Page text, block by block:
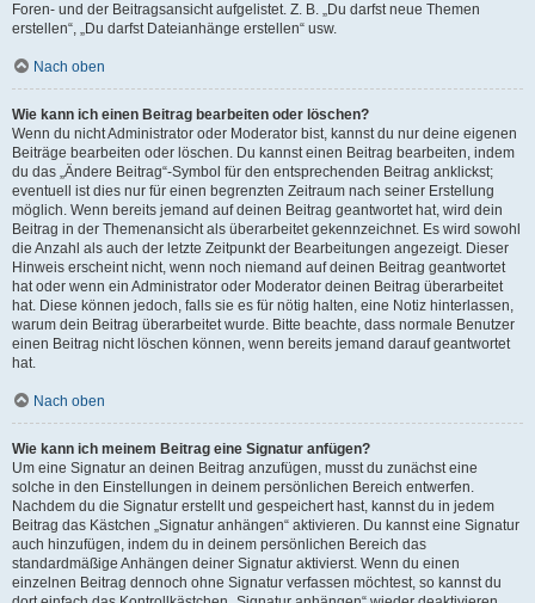
Foren- und der Beitragsansicht aufgelistet. Z. B. „Du darfst neue Themen
erstellen“, „Du darfst Dateianhänge erstellen“ usw.
Nach oben
Wie kann ich einen Beitrag bearbeiten oder löschen?
Wenn du nicht Administrator oder Moderator bist, kannst du nur deine eigenen
Beiträge bearbeiten oder löschen. Du kannst einen Beitrag bearbeiten, indem
du das „Ändere Beitrag“-Symbol für den entsprechenden Beitrag anklickst;
eventuell ist dies nur für einen begrenzten Zeitraum nach seiner Erstellung
möglich. Wenn bereits jemand auf deinen Beitrag geantwortet hat, wird dein
Beitrag in der Themenansicht als überarbeitet gekennzeichnet. Es wird sowohl
die Anzahl als auch der letzte Zeitpunkt der Bearbeitungen angezeigt. Dieser
Hinweis erscheint nicht, wenn noch niemand auf deinen Beitrag geantwortet
hat oder wenn ein Administrator oder Moderator deinen Beitrag überarbeitet
hat. Diese können jedoch, falls sie es für nötig halten, eine Notiz hinterlassen,
warum dein Beitrag überarbeitet wurde. Bitte beachte, dass normale Benutzer
einen Beitrag nicht löschen können, wenn bereits jemand darauf geantwortet
hat.
Nach oben
Wie kann ich meinem Beitrag eine Signatur anfügen?
Um eine Signatur an deinen Beitrag anzufügen, musst du zunächst eine
solche in den Einstellungen in deinem persönlichen Bereich entwerfen.
Nachdem du die Signatur erstellt und gespeichert hast, kannst du in jedem
Beitrag das Kästchen „Signatur anhängen“ aktivieren. Du kannst eine Signatur
auch hinzufügen, indem du in deinem persönlichen Bereich das
standardmäßige Anhängen deiner Signatur aktivierst. Wenn du einen
einzelnen Beitrag dennoch ohne Signatur verfassen möchtest, so kannst du